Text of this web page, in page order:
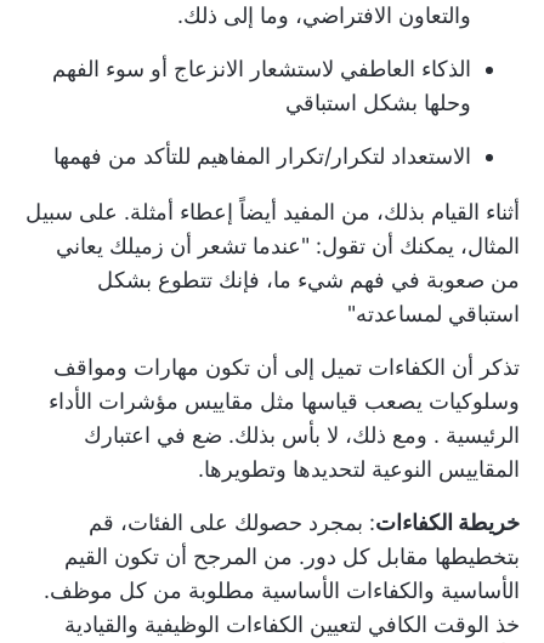
والتعاون الافتراضي، وما إلى ذلك.
الذكاء العاطفي لاستشعار الانزعاج أو سوء الفهم
وحلها بشكل استباقي
الاستعداد لتكرار/تكرار المفاهيم للتأكد من فهمها
أثناء القيام بذلك، من المفيد أيضاً إعطاء أمثلة. على سبيل
المثال، يمكنك أن تقول: "عندما تشعر أن زميلك يعاني
من صعوبة في فهم شيء ما، فإنك تتطوع بشكل
استباقي لمساعدته"
تذكر أن الكفاءات تميل إلى أن تكون مهارات ومواقف
وسلوكيات يصعب قياسها مثل مقاييس مؤشرات الأداء
الرئيسية . ومع ذلك، لا بأس بذلك. ضع في اعتبارك
المقاييس النوعية لتحديدها وتطويرها.
خريطة الكفاءات: بمجرد حصولك على الفئات، قم
بتخطيطها مقابل كل دور. من المرجح أن تكون القيم
الأساسية والكفاءات الأساسية مطلوبة من كل موظف.
خذ الوقت الكافي لتعيين الكفاءات الوظيفية والقيادية